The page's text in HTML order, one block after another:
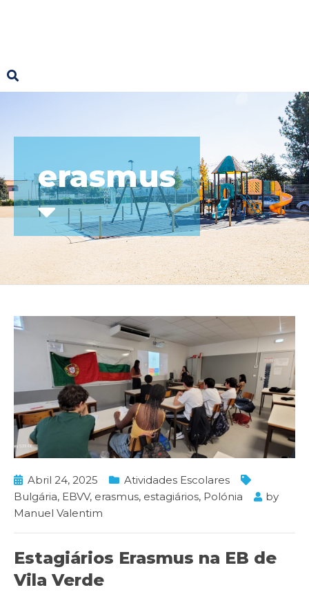
erasmus
Abril 24, 2025
Atividades Escolares
Bulgária, EBVV, erasmus, estagiários, Polónia
by
Manuel Valentim
Estagiários Erasmus na EB de
Vila Verde